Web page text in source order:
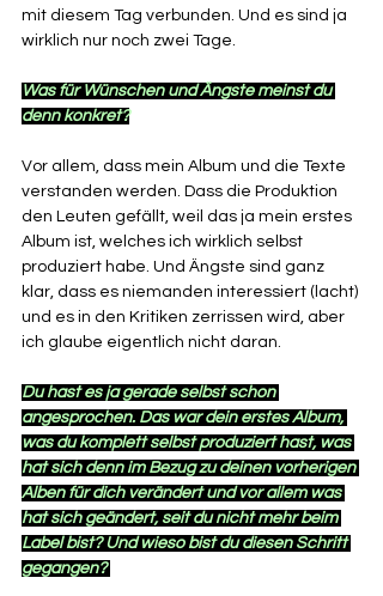
mit diesem Tag verbunden. Und es sind ja
wirklich nur noch zwei Tage.
Was für Wünschen und Ängste meinst du
denn konkret?
Vor allem, dass mein Album und die Texte
verstanden werden. Dass die Produktion
den Leuten gefällt, weil das ja mein erstes
Album ist, welches ich wirklich selbst
produziert habe. Und Ängste sind ganz
klar, dass es niemanden interessiert (lacht)
und es in den Kritiken zerrissen wird, aber
ich glaube eigentlich nicht daran.
Du hast es ja gerade selbst schon
angesprochen. Das war dein erstes Album,
was du komplett selbst produziert hast, was
hat sich denn im Bezug zu deinen vorherigen
Alben für dich verändert und vor allem was
hat sich geändert, seit du nicht mehr beim
Label bist? Und wieso bist du diesen Schritt
gegangen?